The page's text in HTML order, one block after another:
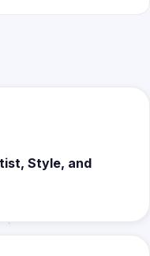
Style, and